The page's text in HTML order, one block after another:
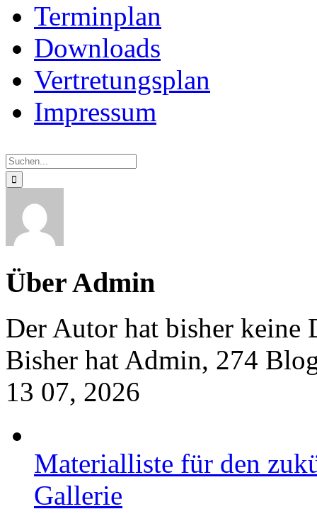
Terminplan
Downloads
Vertretungsplan
Impressum
nach:
ÜberAdmin
Der Autor hat bisher keine
Bisher hat Admin, 274
13 07, 2026
Materialliste für den
Gallerie